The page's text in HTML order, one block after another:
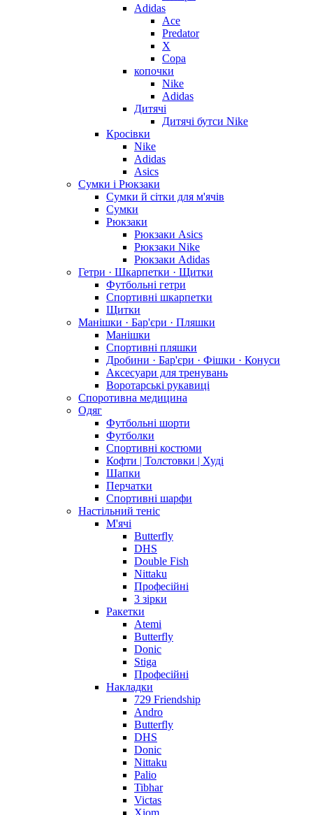
Adidas
Ace
Predator
X
Copa
копочки
Nike
Adidas
Дитячі
Дитячі бутси Nike
Кросівки
Nike
Adidas
Asics
Сумки і Рюкзаки
Сумки й сітки для м'ячів
Сумки
Рюкзаки
Рюкзаки Asics
Рюкзаки Nike
Рюкзаки Adidas
Гетри · Шкарпетки · Щитки
Футбольні гетри
Спортивні шкарпетки
Щитки
Манішки · Бар'єри · Пляшки
Манішки
Спортивні пляшки
Дробини · Бар'єри · Фішки · Конуси
Аксесуари для тренувань
Воротарські рукавиці
Споротивна медицина
Одяг
Футбольні шорти
Футболки
Спортивні костюми
Кофти | Толстовки | Худі
Шапки
Перчатки
Спортивні шарфи
Настільний теніс
М'ячі
Butterfly
DHS
Double Fish
Nittaku
Професійні
3 зірки
Ракетки
Atemi
Butterfly
Donic
Stiga
Професійні
Накладки
729 Friendship
Andro
Butterfly
DHS
Donic
Nittaku
Palio
Tibhar
Victas
Xiom